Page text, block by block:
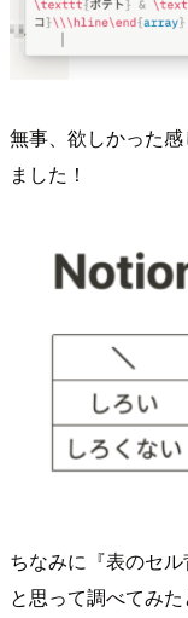
無事、欲しかった
ました！
ちなみに『表のセ
と思って調べてみ